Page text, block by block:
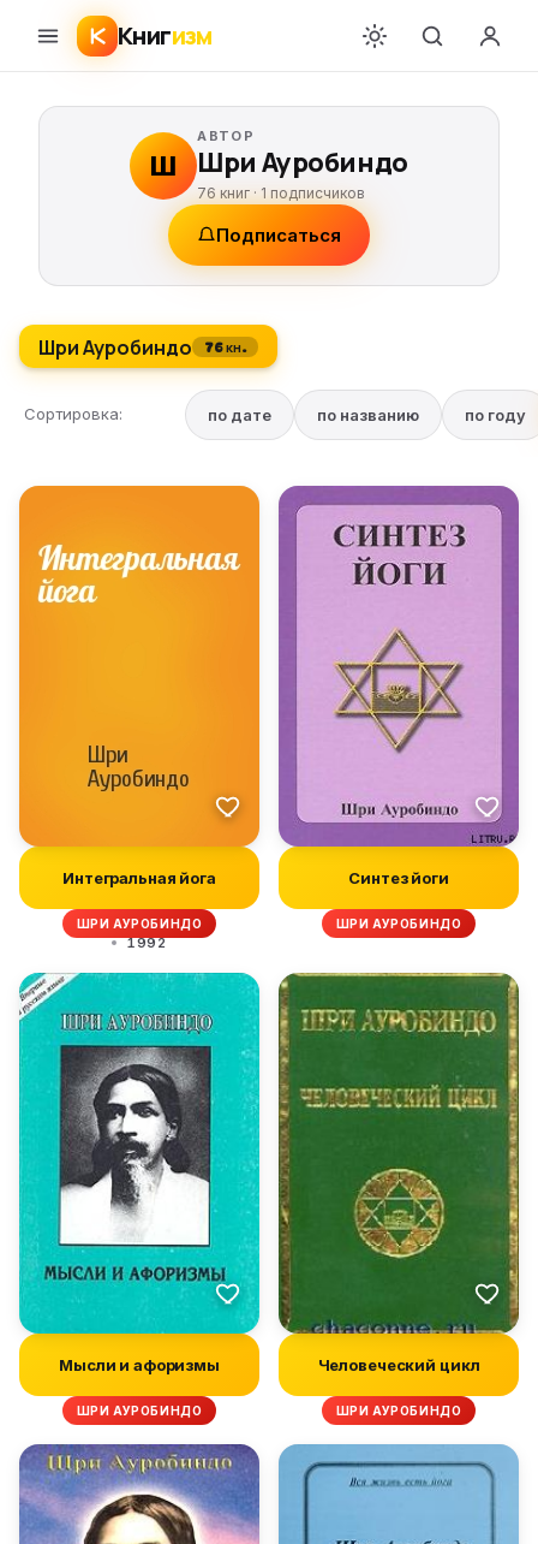
Книгизм
Ш
АВТОР
Шри Ауробиндо
76 книг · 1 подписчиков
Подписаться
Шри Ауробиндо 76 кн.
Сортировка: по дате по названию по году
Интегральная йога
ШРИ АУРОБИНДО
1992
Синтез йоги
ШРИ АУРОБИНДО
Мысли и афоризмы
ШРИ АУРОБИНДО
Человеческий цикл
ШРИ АУРОБИНДО